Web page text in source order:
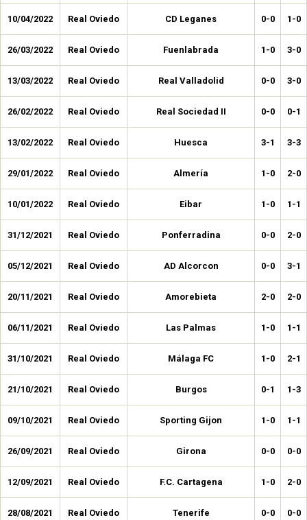
10/04/2022 Real Oviedo CD Leganes 0-0 1-0
26/03/2022 Real Oviedo Fuenlabrada 1-0 3-0
13/03/2022 Real Oviedo Real Valladolid 0-0 3-0
26/02/2022 Real Oviedo Real Sociedad II 0-0 0-1
13/02/2022 Real Oviedo Huesca 3-1 3-3
29/01/2022 Real Oviedo Almería 1-0 2-0
10/01/2022 Real Oviedo Eibar 1-0 1-1
31/12/2021 Real Oviedo Ponferradina 0-0 2-0
05/12/2021 Real Oviedo AD Alcorcon 0-0 3-1
20/11/2021 Real Oviedo Amorebieta 2-0 2-0
06/11/2021 Real Oviedo Las Palmas 1-0 1-1
31/10/2021 Real Oviedo Málaga FC 1-0 2-1
21/10/2021 Real Oviedo Burgos 0-1 1-3
09/10/2021 Real Oviedo Sporting Gijon 1-0 1-1
26/09/2021 Real Oviedo Girona 0-0 0-0
12/09/2021 Real Oviedo F.C. Cartagena 1-0 2-0
28/08/2021 Real Oviedo Tenerife 0-0 0-0